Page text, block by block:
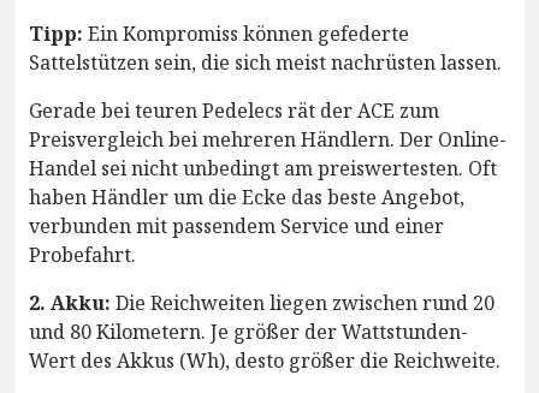
Tipp: Ein Kompromiss können gefederte
Sattelstützen sein, die sich meist nachrüsten lassen.
Gerade bei teuren Pedelecs rät der ACE zum
Preisvergleich bei mehreren Händlern. Der Online-
Handel sei nicht unbedingt am preiswertesten. Oft
haben Händler um die Ecke das beste Angebot,
verbunden mit passendem Service und einer
Probefahrt.
2. Akku: Die Reichweiten liegen zwischen rund 20
und 80 Kilometern. Je größer der Wattstunden-
Wert des Akkus (Wh), desto größer die Reichweite.